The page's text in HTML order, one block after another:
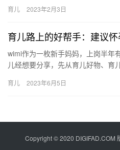
狗…
育儿 2023年2月3日
育儿路上的好帮手：建议
wimi作为一枚新手妈妈，上岗半年
儿经想要分享，先从育儿好物、育
育儿 2023年6月5日
Copyright © 2020 DIGIFAD.COM